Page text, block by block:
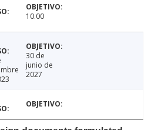
10.00
30 de
junio de
2027